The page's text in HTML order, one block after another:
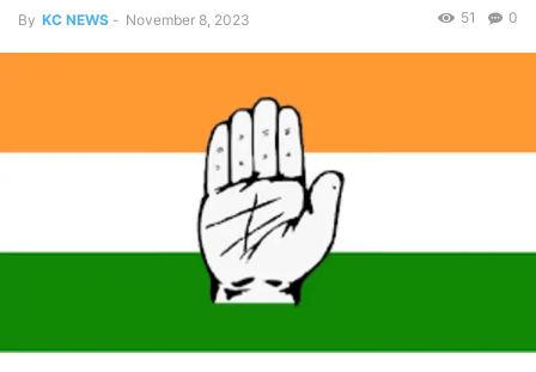
By KC NEWS - November 8, 2023 0
51